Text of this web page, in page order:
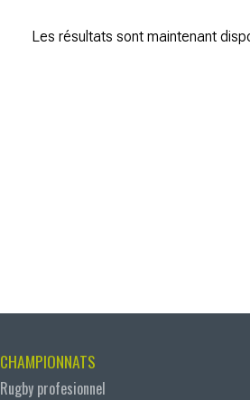
Les résultats sont maintenant
CHAMPIONNATS
Rugby profesionnel